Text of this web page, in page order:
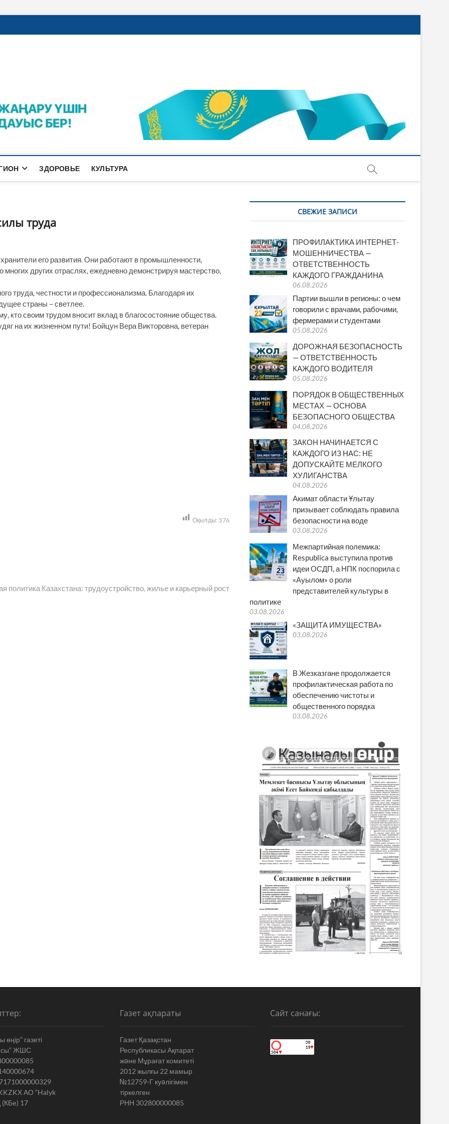
ЗДОРОВЬЕ КУЛЬТУРА
труда
его развития. Они работают в промышленности,
многих других отраслях, ежедневно демонстрируя мастерство,
труда, честности и профессионализма. Благодаря их
страны – светлее.
кто своим трудом вносит вклад в благосостояние общества.
на их жизненном пути! Бойцун Вера Викторовна, ветеран
Оқылды: 376
политика Казахстана: трудоустройство, жилье и карьерный рост
СВЕЖИЕ ЗАПИСИ
ПРОФИЛАКТИКА ИНТЕРНЕТ-
МОШЕННИЧЕСТВА —
ОТВЕТСТВЕННОСТЬ
КАЖДОГО ГРАЖДАНИНА
06.08.2026
Партии вышли в регионы: о чем
говорили с врачами, рабочими,
фермерами и студентами
05.08.2026
ДОРОЖНАЯ БЕЗОПАСНОСТЬ
— ОТВЕТСТВЕННОСТЬ
КАЖДОГО ВОДИТЕЛЯ
05.08.2026
ПОРЯДОК В ОБЩЕСТВЕННЫХ
МЕСТАХ — ОСНОВА
БЕЗОПАСНОГО ОБЩЕСТВА
04.08.2026
ЗАКОН НАЧИНАЕТСЯ С
КАЖДОГО ИЗ НАС: НЕ
ДОПУСКАЙТЕ МЕЛКОГО
ХУЛИГАНСТВА
04.08.2026
Акимат области Ұлытау
призывает соблюдать правила
безопасности на воде
03.08.2026
Межпартийная полемика:
Respublica выступила против
идеи ОСДП, а НПК поспорила с
«Ауылом» о роли
представителей культуры в
политике
03.08.2026
«ЗАЩИТА ИМУЩЕСТВА»
03.08.2026
В Жезказгане продолжается
профилактическая работа по
обеспечению чистоты и
общественного порядка
03.08.2026
өңір” газеті
ЖШС
АО “Halyk
(КБе) 17
Газет ақпараты
Газет Қазақстан
Республикасы Ақпарат
жəне Мұрағат комитеті
2012 жылғы 22 мамыр
№12759-Г куəлігімен
тіркелген
РНН 302800000085
Сайт санағы: